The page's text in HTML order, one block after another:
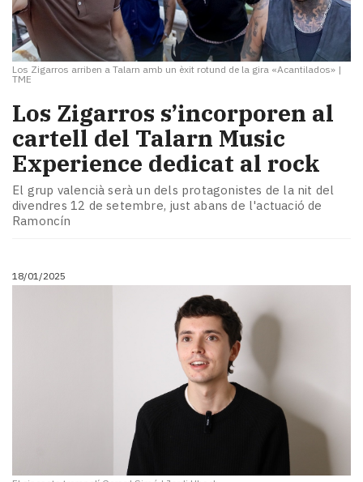
Los Zigarros arriben a Talarn amb un èxit rotund de la gira «Acantilados» |
TME
Los Zigarros s’incorporen al
cartell del Talarn Music
Experience dedicat al rock
El grup valencià serà un dels protagonistes de la nit del
divendres 12 de setembre, just abans de l'actuació de
Ramoncín
18/01/2025